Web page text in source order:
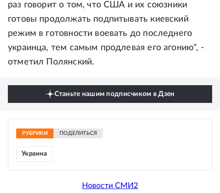
раз говорит о том, что США и их союзники
готовы продолжать подпитывать киевский
режим в готовности воевать до последнего
украинца, тем самым продлевая его агонию", -
отметил Полянский.
Станьте нашим подписчиком в Дзен
РУБРИКИ ПОДЕЛИТЬСЯ
Украина
Новости СМИ2